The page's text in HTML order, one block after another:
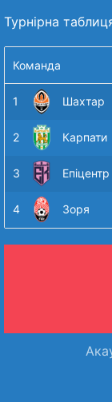
Турнірна
Команда
1 Шахтар
2 Карпати
3 Епіцентр
4 Зоря